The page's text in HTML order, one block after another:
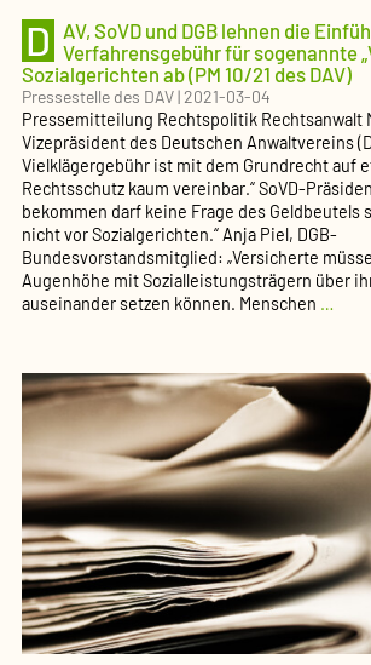
D
AV, SoVD und DGB lehnen die
Verfah­rens­gebühr für sogenannte
Sozial­ge­richten ab (PM 10/21 des DAV)
Pressestelle des DAV|2021-03-04
Pressemitteilung Rechtspolitik Rechtsanwalt
Vizepräsident des Deutschen Anwaltvereins
Vielklägergebühr ist mit dem Grundrecht auf
Rechtsschutz kaum vereinbar.“ SoVD-
bekommen darf keine Frage des Geldbeutels
nicht vor Sozialgerichten.“ Anja Piel, DGB-
Bundesvorstandsmitglied: „Versicherte
Augenhöhe mit Sozialleistungsträgern über
auseinander setzen können. Menschen …
DGB
einer
für
vor